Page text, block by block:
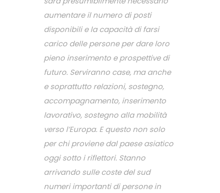
aumentare il numero di posti
disponibili e la capacità di farsi
carico delle persone per dare loro
pieno inserimento e prospettive di
futuro. Serviranno case, ma anche
e soprattutto relazioni, sostegno,
accompagnamento, inserimento
lavorativo, sostegno alla mobilità
verso l’Europa. E questo non solo
per chi proviene dal paese asiatico
oggi sotto i riflettori. Stanno
arrivando sulle coste del sud
numeri importanti di persone in